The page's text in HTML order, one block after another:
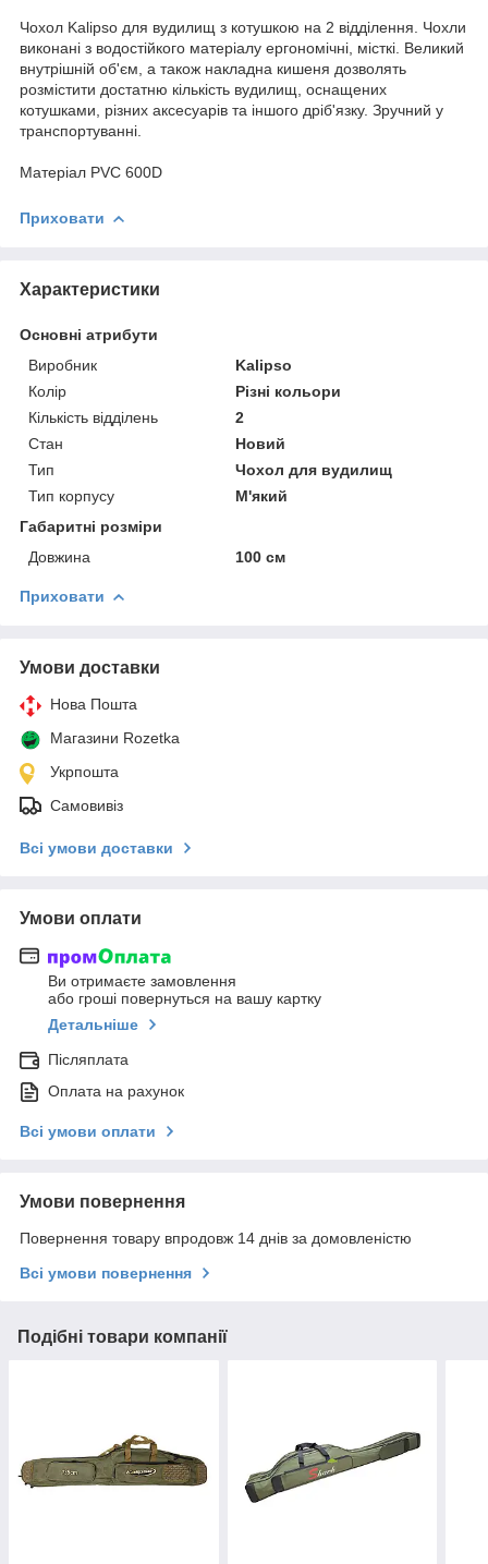
Чохол Kalipso для вудилищ з котушкою на 2 відділення. Чохли
виконані з водостійкого матеріалу ергономічні, місткі. Великий
внутрішній об'єм, а також накладна кишеня дозволять
розмістити достатню кількість вудилищ, оснащених
котушками, різних аксесуарів та іншого дріб'язку. Зручний у
транспортуванні.
Матеріал PVC 600D
Приховати
Характеристики
Основні атрибути
Виробник
Kalipso
Колір
Різні кольори
Кількість відділень
2
Стан
Новий
Тип
Чохол для вудилищ
Тип корпусу
М'який
Габаритні розміри
Довжина
100 см
Приховати
Умови доставки
Нова Пошта
Магазини Rozetka
Укрпошта
Самовивіз
Всі умови доставки
Умови оплати
Ви отримаєте замовлення
або гроші повернуться на вашу картку
Детальніше
Післяплата
Оплата на рахунок
Всі умови оплати
Умови повернення
Повернення товару впродовж 14 днів за домовленістю
Всі умови повернення
Подібні товари компанії